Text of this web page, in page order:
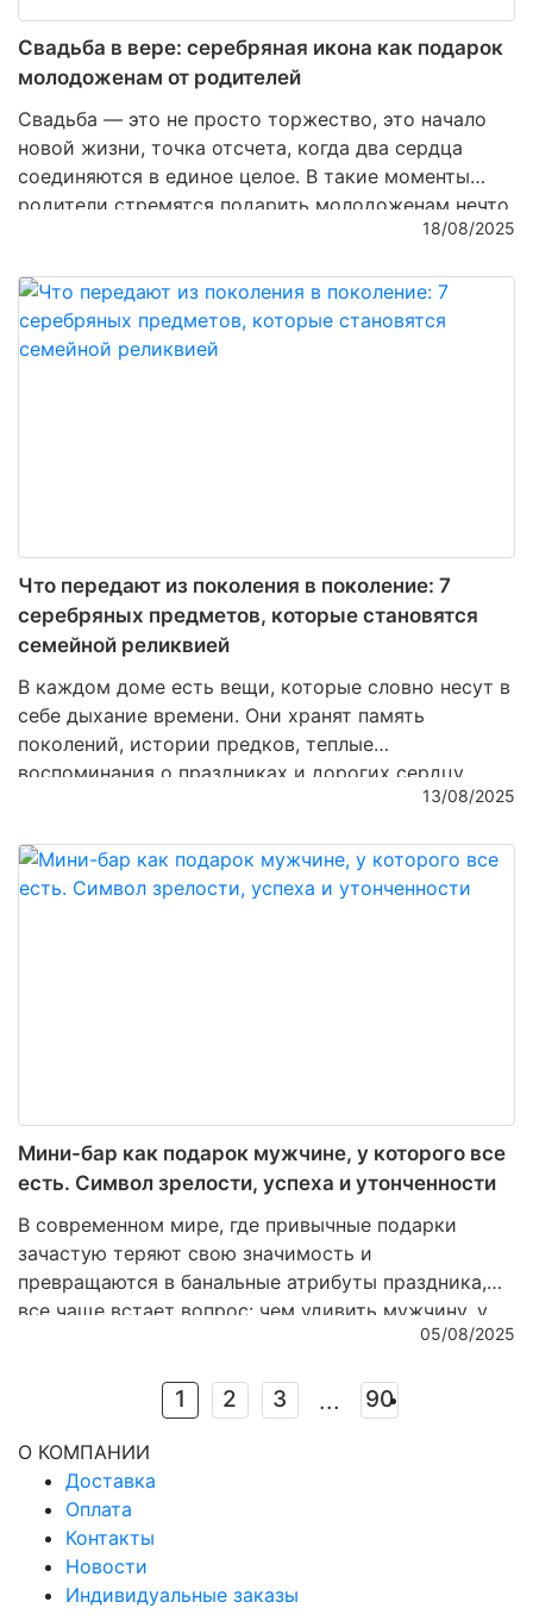
Свадьба в вере: серебряная икона как подарок
молодоженам от родителей
Свадьба — это не просто торжество, это начало
новой жизни, точка отсчета, когда два сердца
соединяются в единое целое. В такие моменты
родители стремятся подарить молодоженам нечто
особенное, что будет хранить духовную связь,
множества подарков особенно ценятсясеребряные
иконы— изделия, которые объединяют духовность
и мастерство ювелиров, превращая металл в
18/08/2025
Что передают из поколения в поколение: 7
серебряных предметов, которые становятся
семейной реликвией
В каждом доме есть вещи, которые словно несут в
себе дыхание времени. Они хранят память
поколений, истории предков, теплые
воспоминания о праздниках и дорогих сердцу
людях. Среди множества материалов именно
утонченности и долговечности. Его благородный
блеск не тускнеет, а напротив – с годами
13/08/2025
Мини-бар как подарок мужчине, у которого все
есть. Символ зрелости, успеха и утонченности
В современном мире, где привычные подарки
зачастую теряют свою значимость и
превращаются в банальные атрибуты праздника,
все чаще встает вопрос: чем удивить мужчину, у
которого, кажется, уже есть абсолютно все? Ответ
выгоде, а в эстетике и глубинном символизме.
Настоящий подарок – это не вещь, которую можно
использовать ежедневно без особого внимания, а
предмет, который станет выражением уважения,
признания и тонкого вкуса. Именно поэтому мини-
бар из благородных материалов — это больше, чем
подарок. Это знак зрелости, успеха и внутреннего
достоинства.
05/08/2025
1 2 3 ... 90
О КОМПАНИИ
Доставка
Оплата
Контакты
Новости
Индивидуальные заказы